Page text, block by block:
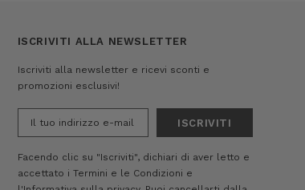
ISCRIVITI ALLA NEWSLETTER
Iscriviti alla newsletter e ricevi sconti e
promozioni esclusivi!
Facendo clic su "Iscriviti", dichiari di aver letto e
accettato i Termini e le Condizioni e